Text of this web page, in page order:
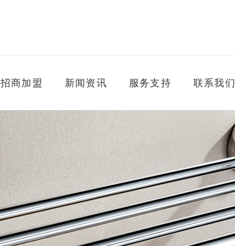
招商加盟 新闻资讯 服务支持 联系我们